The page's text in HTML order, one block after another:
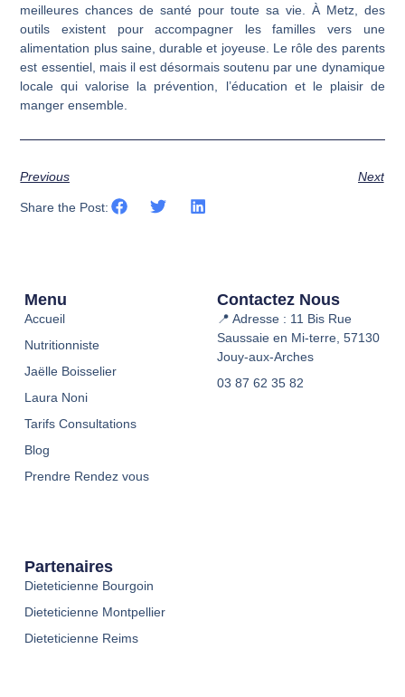
meilleures chances de santé pour toute sa vie. À Metz, des
outils existent pour accompagner les familles vers une
alimentation plus saine, durable et joyeuse. Le rôle des parents
est essentiel, mais il est désormais soutenu par une dynamique
locale qui valorise la prévention, l’éducation et le plaisir de
manger ensemble.
Previous Next
Share the Post:
Menu
Accueil
Nutritionniste
Jaëlle Boisselier
Laura Noni
Tarifs Consultations
Blog
Prendre Rendez vous
Contactez Nous
📍 Adresse : 11 Bis Rue
Saussaie en Mi-terre, 57130
Jouy-aux-Arches
03 87 62 35 82
Partenaires
Dieteticienne Bourgoin
Dieteticienne Montpellier
Dieteticienne Reims